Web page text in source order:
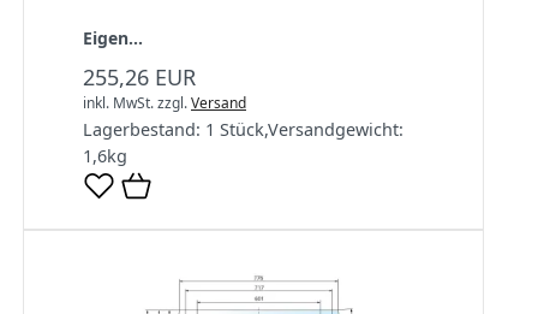
Eigen...
255,26 EUR
inkl. MwSt.zzgl.Versand
Lagerbestand: 1 Stück,Versandgewicht:
1,6kg